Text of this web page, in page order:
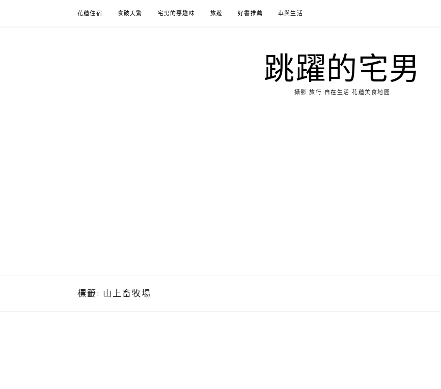
花蓮住宿 食破天驚 宅男的惡趣味 旅遊 好書推薦 車與生活
跳躍的宅男
攝影 旅行 自在生活 花蓮美食地圖
標籤: 山上畜牧場